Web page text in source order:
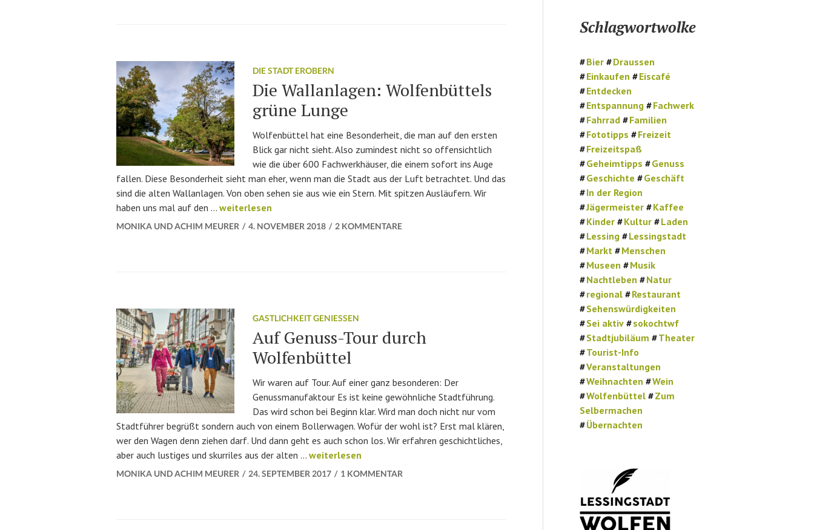
DIE STADT EROBERN
Die Wallanlagen: Wolfenbüttels
grüne Lunge
Wolfenbüttel hat eine Besonderheit, die man auf den ersten
Blick gar nicht sieht. Also zumindest nicht so offensichtlich
wie die über 600 Fachwerkhäuser, die einem sofort ins Auge
fallen. Diese Besonderheit sieht man eher, wenn man die Stadt aus der Luft betrachtet. Und das
sind die alten Wallanlagen. Von oben sehen sie aus wie ein Stern. Mit spitzen Ausläufern. Wir
haben uns mal auf den … Die Wallanlagen: Wolfenbüttels grüne Lunge
weiterlesen
MONIKA UND ACHIM MEURER 4. NOVEMBER 2018 2 KOMMENTARE
GASTLICHKEIT GENIESSEN
Auf Genuss-Tour durch
Wolfenbüttel
Wir waren auf Tour. Auf einer ganz besonderen: Der
Genussmanufaktour Es ist keine gewöhnliche Stadtführung.
Das wird schon bei Beginn klar. Wird man doch nicht nur vom
Stadtführer begrüßt sondern auch von einem Bollerwagen. Wofür der wohl ist? Erst mal klären,
wer den Wagen denn ziehen darf. Und dann geht es auch schon los. Wir erfahren geschichtliches,
aber auch lustiges und skurriles aus der alten … Auf Genuss-Tour durch Wolfenbüttel
weiterlesen
MONIKA UND ACHIM MEURER 24. SEPTEMBER 2017 1 KOMMENTAR
Schlagwortwolke
Bier
Draussen
Einkaufen
Eiscafé
Entdecken
Entspannung
Fachwerk
Fahrrad
Familien
Fototipps
Freizeit
Freizeitspaß
Geheimtipps
Genuss
Geschichte
Geschäft
In der Region
Jägermeister
Kaffee
Kinder
Kultur
Laden
Lessing
Lessingstadt
Markt
Menschen
Museen
Musik
Nachtleben
Natur
regional
Restaurant
Sehenswürdigkeiten
Sei aktiv
sokochtwf
Stadtjubiläum
Theater
Tourist-Info
Veranstaltungen
Weihnachten
Wein
Wolfenbüttel
Zum
Selbermachen
Übernachten